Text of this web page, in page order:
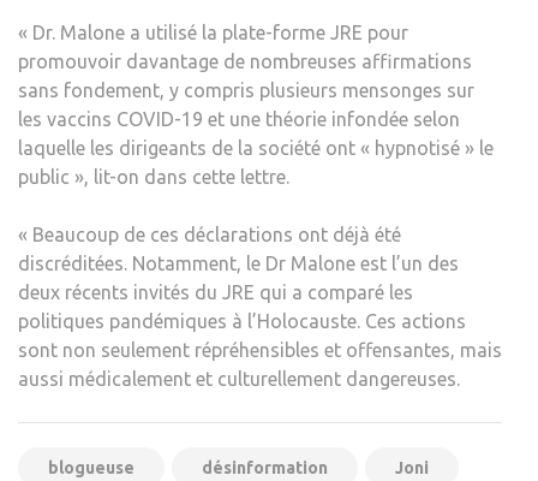
« Dr. Malone a utilisé la plate-forme JRE pour
promouvoir davantage de nombreuses affirmations
sans fondement, y compris plusieurs mensonges sur
les vaccins COVID-19 et une théorie infondée selon
laquelle les dirigeants de la société ont « hypnotisé » le
public », lit-on dans cette lettre.
« Beaucoup de ces déclarations ont déjà été
discréditées. Notamment, le Dr Malone est l’un des
deux récents invités du JRE qui a comparé les
politiques pandémiques à l’Holocauste. Ces actions
sont non seulement répréhensibles et offensantes, mais
aussi médicalement et culturellement dangereuses.
blogueuse désinformation Joni